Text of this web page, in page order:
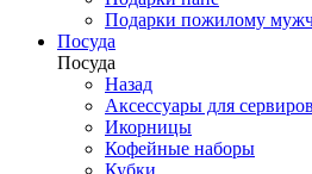
Подарки пожилому
Посуда
Посуда
Назад
Аксессуары для
Икорницы
Кофейные наборы
Кубки